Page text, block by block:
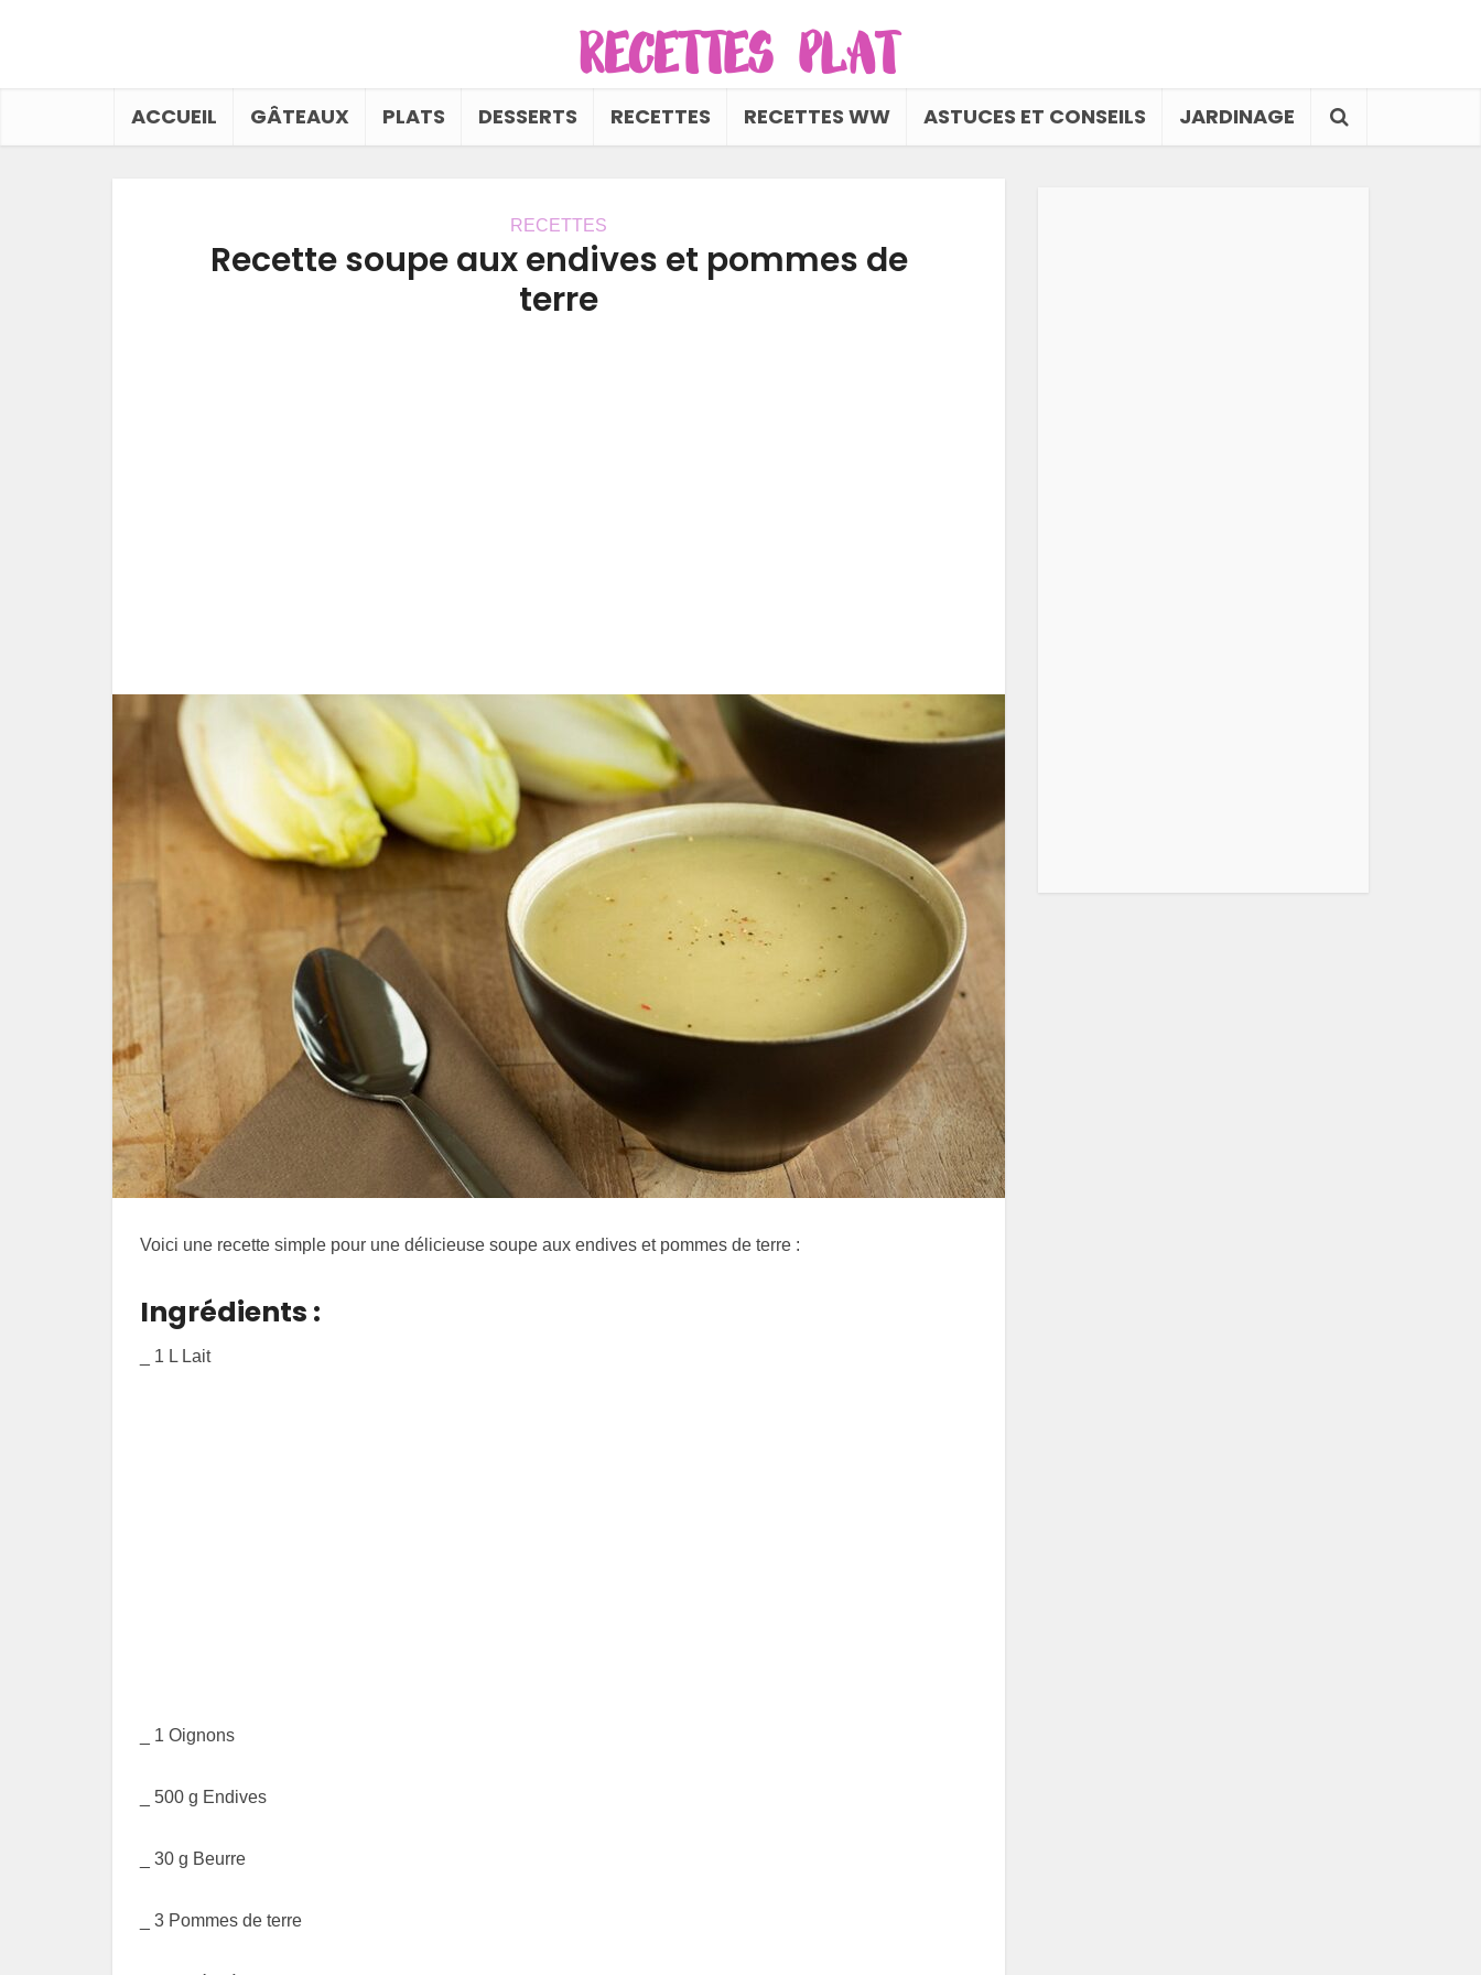
ACCUEIL GÂTEAUX PLATS DESSERTS RECETTES RECETTES WW ASTUCES ET CONSEILS JARDINAGE
RECETTES
Recette soupe aux endives et pommes de
terre
Voici une recette simple pour une délicieuse soupe aux endives et pommes de terre :
Ingrédients :
_ 1 L Lait
_ 1 Oignons
_ 500 g Endives
_ 30 g Beurre
_ 3 Pommes de terre